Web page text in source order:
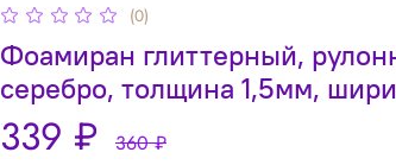
(0)
Фоамиран глиттерный,
серебро, толщина 1,5мм,
339 ₽ 360 ₽